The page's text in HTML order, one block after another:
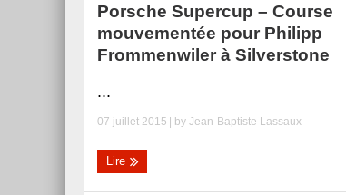
Porsche Supercup – Course
mouvementée pour Philipp
Frommenwiler à Silverstone
...
07 juillet 2015 | by Jean-Baptiste Lassaux
Lire